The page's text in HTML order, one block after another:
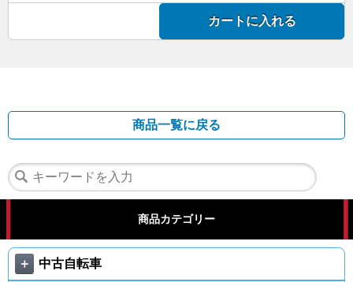
カートに入れる
商品一覧に戻る
商品カテゴリー
＋ 中古自転車